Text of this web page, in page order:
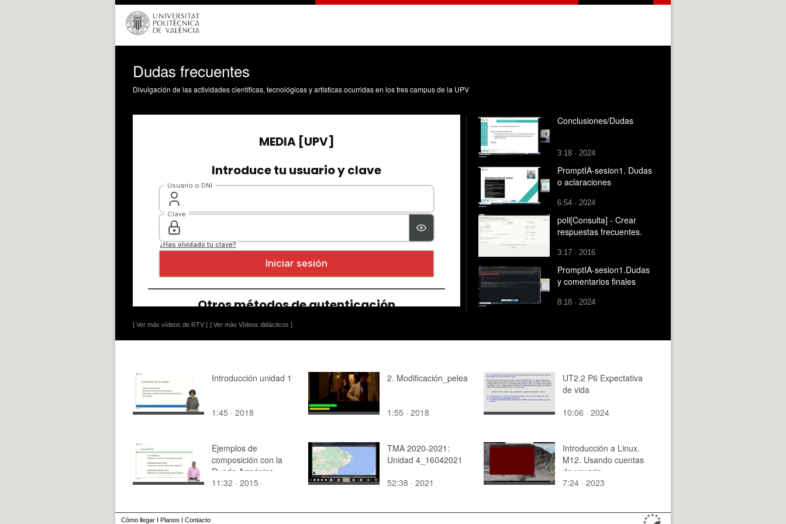
Dudas frecuentes
Divulgación de las actividades científicas, tecnológicas y artísticas ocurridas en los tres campus de la UPV
[ Ver más vídeos de RTV ] [ Ver más Vídeos didácticos ]
Conclusiones/Dudas
3:18 · 2024
PromptIA-sesion1. Dudas
o aclaraciones
6:54 · 2024
poli[Consulta] - Crear
respuestas frecuentes.
3:17 · 2016
PromptIA-sesion1.Dudas
y comentarios finales
8:18 · 2024
Introducción unidad 1
1:45 · 2018
2. Modificación_pelea
1:55 · 2018
UT2.2 P6 Expectativa
de vida
10:06 · 2024
Ejemplos de
composición con la
Rueda Armónica
11:32 · 2015
TMA 2020-2021:
Unidad 4_16042021
52:38 · 2021
Introducción a Linux.
M12. Usando cuentas
de usuario
7:24 · 2023
Cómo llegar I Planos I Contacto